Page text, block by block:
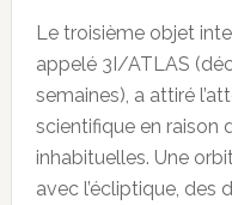
Le troisième objet
appelé 3I/ATLAS
semaines), a attiré
scientifique en raison
inhabituelles. Une
avec l’écliptique, des